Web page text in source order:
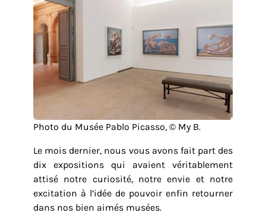
Photo du Musée Pablo Picasso, © My B.
Le mois dernier, nous vous avons fait part des
dix expositions qui avaient véritablement
attisé notre curiosité, notre envie et notre
excitation à l’idée de pouvoir enfin retourner
dans nos bien aimés musées.